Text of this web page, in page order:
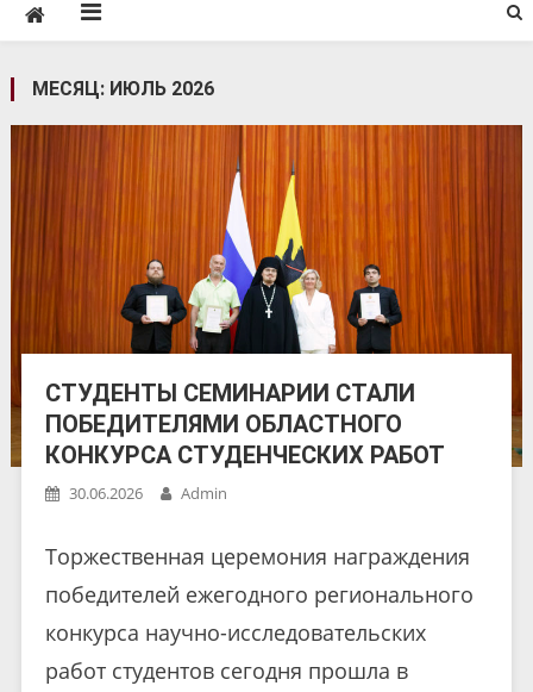
МЕСЯЦ: ИЮЛЬ 2026
СТУДЕНТЫ СЕМИНАРИИ СТАЛИ
ПОБЕДИТЕЛЯМИ ОБЛАСТНОГО
КОНКУРСА СТУДЕНЧЕСКИХ РАБОТ
30.06.2026 Admin
Торжественная церемония награждения
победителей ежегодного регионального
конкурса научно-исследовательских
работ студентов сегодня прошла в